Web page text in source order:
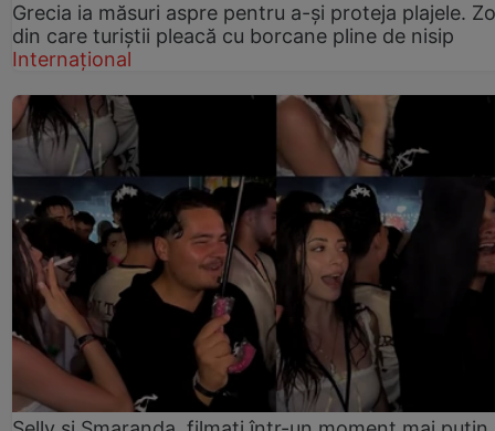
Grecia ia măsuri aspre pentru a-și proteja plajele.
din care turiștii pleacă cu borcane pline de nisip
Internațional